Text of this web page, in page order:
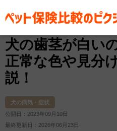
お役立ち情報 犬 犬
犬の歯茎が白い
正常な色や見分
説！
犬の病気・症状
公開日：2023年09月10日
最終更新日：2026年06月23日